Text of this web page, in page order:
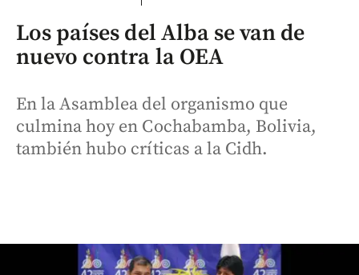
Los países del Alba se van de
nuevo contra la OEA
En la Asamblea del organismo que
culmina hoy en Cochabamba, Bolivia,
también hubo críticas a la Cidh.